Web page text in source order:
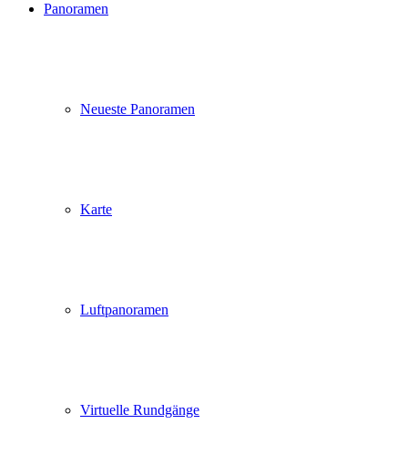
Panoramen
Neueste Panoramen
Karte
Luftpanoramen
Virtuelle Rundgänge